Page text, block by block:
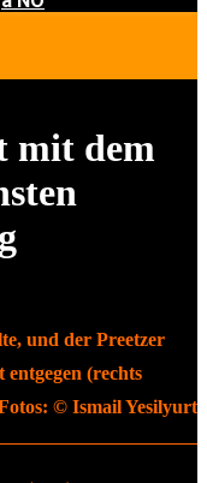
mit dem
und der Preetzer
(rechts
© Ismail Yesilyurt